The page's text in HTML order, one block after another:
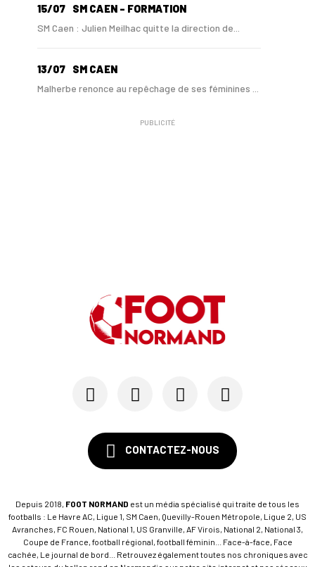
15/07 SM CAEN - FORMATION
SM Caen : Julien Meilhac quitte la direction de...
13/07 SM CAEN
Malherbe renonce au repêchage de ses féminines ...
SM CAEN - MERCATO
Le Rouennais Nassim Titebah sur les tablettes d...
Le Stade Malherbe sur le point de sécuriser une...
PUBLICITÉ
CONTACTEZ-NOUS
Depuis 2018, FOOT NORMAND est un média spécialisé qui traite de tous les
footballs : Le Havre AC, Ligue 1, SM Caen, Quevilly-Rouen Métropole, Ligue 2, US
Avranches, FC Rouen, National 1, US Granville, AF Virois, National 2, National 3,
Coupe de France, football régional, football féminin... Face-à-face, Face
cachée, Le journal de bord... Retrouvez également toutes nos chroniques avec